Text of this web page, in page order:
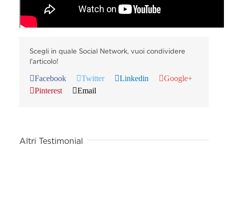
Scegli in quale Social Network, vuoi condividere
l'articolo!
Facebook Twitter Linkedin
Google+
Pinterest
Email
Altri Testimonial